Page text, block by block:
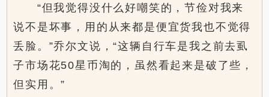
“但我觉得没什么好嘲笑的，节俭对我来
说不是坏事，用的从来都是便宜货我也不觉得
丢脸。”乔尔文说，“这辆自行车是我之前去虱
子市场花50星币淘的，虽然看起来是破了些，
但实用。”